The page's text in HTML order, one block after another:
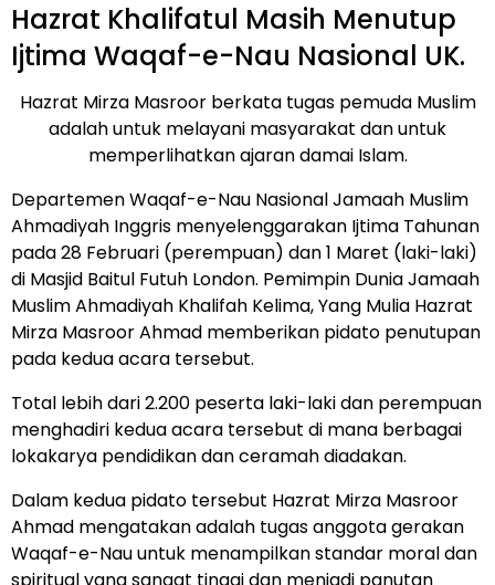
Hazrat Khalifatul Masih Menutup
Ijtima Waqaf-e-Nau Nasional UK.
Hazrat Mirza Masroor berkata tugas pemuda Muslim
adalah untuk melayani masyarakat dan untuk
memperlihatkan ajaran damai Islam.
Departemen Waqaf-e-Nau Nasional Jamaah Muslim
Ahmadiyah Inggris menyelenggarakan Ijtima Tahunan
pada 28 Februari (perempuan) dan 1 Maret (laki-laki)
di Masjid Baitul Futuh London. Pemimpin Dunia Jamaah
Muslim Ahmadiyah Khalifah Kelima, Yang Mulia Hazrat
Mirza Masroor Ahmad memberikan pidato penutupan
pada kedua acara tersebut.
Total lebih dari 2.200 peserta laki-laki dan perempuan
menghadiri kedua acara tersebut di mana berbagai
lokakarya pendidikan dan ceramah diadakan.
Dalam kedua pidato tersebut Hazrat Mirza Masroor
Ahmad mengatakan adalah tugas anggota gerakan
Waqaf-e-Nau untuk menampilkan standar moral dan